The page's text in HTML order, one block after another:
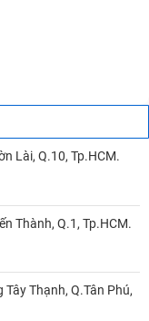
Lài, Q.10, Tp.HCM.
Thành, Q.1, Tp.HCM.
Thạnh, Q.Tân Phú,